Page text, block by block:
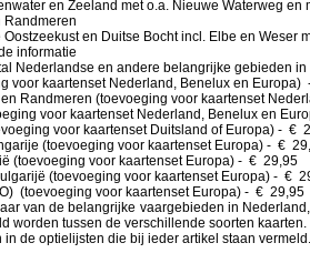
en Zeeland met o.a. Nieuwe Waterweg
Randmeren
en Duitse Bocht incl. Elbe en Weser
informatie
Nederlandse en andere belangrijke gebieden
kaartenset Nederland, Benelux en
Randmeren (toevoeging voor kaartenset
voor kaartenset Nederland, Benelux en
voor kaartenset Duitsland of Europa) - €
(toevoeging voor kaartenset Europa) - €
voor kaartenset Europa) - € 29,95
(toevoeging voor kaartenset Europa) - €
(toevoeging voor kaartenset Europa) - € 29,95
van de belangrijke vaargebieden in
worden tussen de verschillende soorten kaarten.
in de optielijsten die bij ieder artikel staan vermeld.